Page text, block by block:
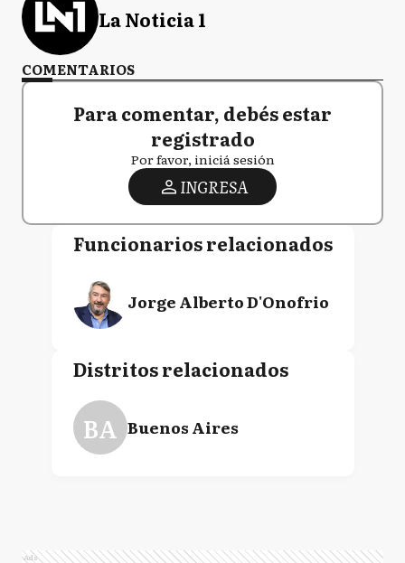
La Noticia 1
COMENTARIOS
Para comentar, debés estar
registrado
Por favor, iniciá sesión
INGRESA
Funcionarios relacionados
Jorge Alberto D'Onofrio
Distritos relacionados
BA Buenos Aires
Ads